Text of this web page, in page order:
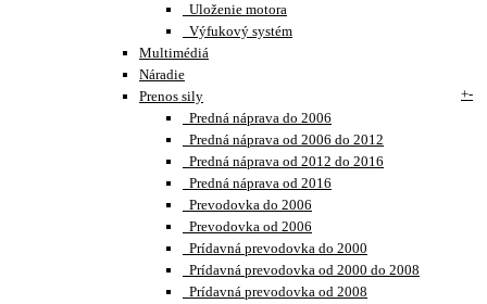
Uloženie motora
Výfukový systém
Multimédiá
Náradie
Prenos sily
+-
Predná náprava do 2006
Predná náprava od 2006 do 2012
Predná náprava od 2012 do 2016
Predná náprava od 2016
Prevodovka do 2006
Prevodovka od 2006
Prídavná prevodovka do 2000
Prídavná prevodovka od 2000 do 2008
Prídavná prevodovka od 2008